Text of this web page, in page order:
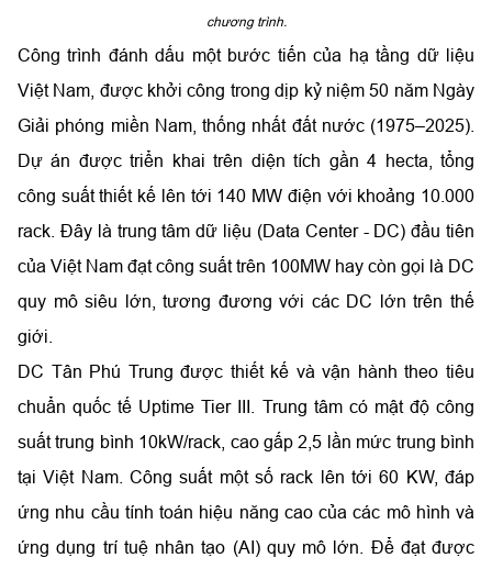
chương trình.
Công trình đánh dấu một bước tiến của hạ tầng dữ liệu
Việt Nam, được khởi công trong dịp kỷ niệm 50 năm Ngày
Giải phóng miền Nam, thống nhất đất nước (1975–2025).
Dự án được triển khai trên diện tích gần 4 hecta, tổng
công suất thiết kế lên tới 140 MW điện với khoảng 10.000
rack. Đây là trung tâm dữ liệu (Data Center - DC) đầu tiên
của Việt Nam đạt công suất trên 100MW hay còn gọi là DC
quy mô siêu lớn, tương đương với các DC lớn trên thế
giới.
DC Tân Phú Trung được thiết kế và vận hành theo tiêu
chuẩn quốc tế Uptime Tier III. Trung tâm có mật độ công
suất trung bình 10kW/rack, cao gấp 2,5 lần mức trung bình
tại Việt Nam. Công suất một số rack lên tới 60 KW, đáp
ứng nhu cầu tính toán hiệu năng cao của các mô hình và
ứng dụng trí tuệ nhân tạo (AI) quy mô lớn. Để đạt được